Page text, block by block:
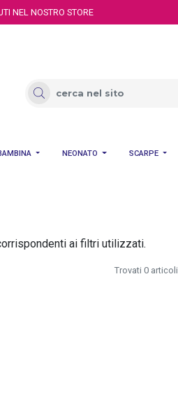
NEL NOSTRO STORE
NEONATO SCARPE
ai filtri utilizzati.
Trovati 0 articoli